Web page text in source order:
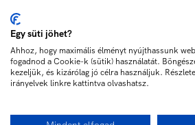
Egy süti jöhet?
Ahhoz, hogy maximális élményt nyújthassunk
fogadnod a Cookie-k (sütik) használatát.
kezeljük, és kizárólag jó célra használjuk.
irányelvek linkre kattintva olvashatsz.